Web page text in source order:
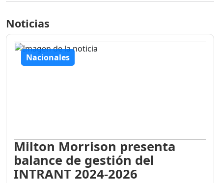
Noticias
Nacionales
Milton Morrison presenta
balance de gestión del
INTRANT 2024-2026